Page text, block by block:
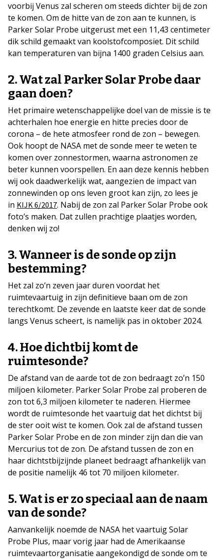
voorbij Venus zal scheren om steeds dichter bij de zon
te komen. Om de hitte van de zon aan te kunnen, is
Parker Solar Probe uitgerust met een 11,43 centimeter
dik schild gemaakt van koolstofcomposiet. Dit schild
kan temperaturen van bijna 1400 graden Celsius aan.
2. Wat zal Parker Solar Probe daar
gaan doen?
Het primaire wetenschappelijke doel van de missie is te
achterhalen hoe energie en hitte precies door de
corona – de hete atmosfeer rond de zon – bewegen.
Ook hoopt de NASA met de sonde meer te weten te
komen over zonnestormen, waarna astronomen ze
beter kunnen voorspellen. En aan deze kennis hebben
wij ook daadwerkelijk wat, aangezien de impact van
zonnewinden op ons leven groot kan zijn, zo lees je
in KIJK 6/2017. Nabij de zon zal Parker Solar Probe ook
foto’s maken. Dat zullen prachtige plaatjes worden,
denken wij zo!
3. Wanneer is de sonde op zijn
bestemming?
Het zal zo’n zeven jaar duren voordat het
ruimtevaartuig in zijn definitieve baan om de zon
terechtkomt. De zevende en laatste keer dat de sonde
langs Venus scheert, is namelijk pas in oktober 2024.
4. Hoe dichtbij komt de
ruimtesonde?
De afstand van de aarde tot de zon bedraagt zo’n 150
miljoen kilometer. Parker Solar Probe zal proberen de
zon tot 6,3 miljoen kilometer te naderen. Hiermee
wordt de ruimtesonde het vaartuig dat het dichtst bij
de ster ooit wist te komen. Ook zal de afstand tussen
Parker Solar Probe en de zon minder zijn dan die van
Mercurius tot de zon. De afstand tussen de zon en
haar dichtstbijzijnde planeet bedraagt afhankelijk van
de positie namelijk 46 tot 70 miljoen kilometer.
5. Wat is er zo speciaal aan de naam
van de sonde?
Aanvankelijk noemde de NASA het vaartuig Solar
Probe Plus, maar vorig jaar had de Amerikaanse
ruimtevaartorganisatie aangekondigd de sonde om te